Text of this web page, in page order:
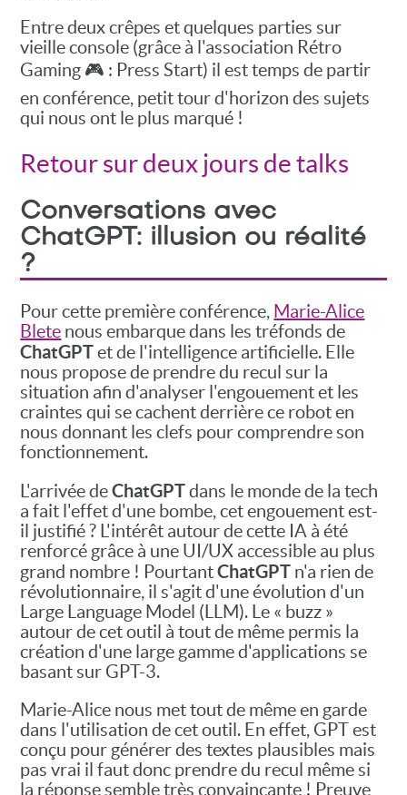
Entre deux crêpes et quelques parties sur
vieille console (grâce à l'association Rétro
Gaming 🎮 : Press Start) il est temps de partir
en conférence, petit tour d'horizon des sujets
qui nous ont le plus marqué !
Retour sur deux jours de talks
Conversations avec
ChatGPT: illusion ou réalité
?
Pour cette première conférence, Marie-Alice
Blete nous embarque dans les tréfonds de
ChatGPTet de l'intelligence artificielle. Elle
nous propose de prendre du recul sur la
situation afin d'analyser l'engouement et les
craintes qui se cachent derrière ce robot en
nous donnant les clefs pour comprendre son
fonctionnement.
L'arrivée deChatGPTdans le monde de la tech
a fait l'effet d'une bombe, cet engouement est-
il justifié ? L'intérêt autour de cette IA à été
renforcé grâce à une UI/UX accessible au plus
grand nombre ! PourtantChatGPT n'a rien de
révolutionnaire, il s'agit d'une évolution d'un
Large Language Model (LLM). Le « buzz »
autour de cet outil à tout de même permis la
création d'une large gamme d'applications se
basant sur GPT-3.
Marie-Alice nous met tout de même en garde
dans l'utilisation de cet outil. En effet, GPT est
conçu pour générer des textes plausibles mais
pas vrai il faut donc prendre du recul même si
la réponse semble très convaincante ! Preuve